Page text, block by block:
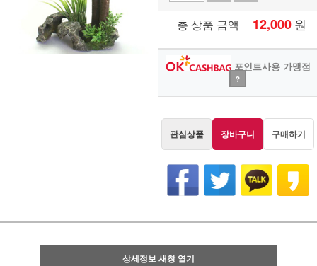
총 상품 금액 12,000 원
포인트사용 가맹점
?
관심상품 장바구니 구매하기
상세정보 새창 열기